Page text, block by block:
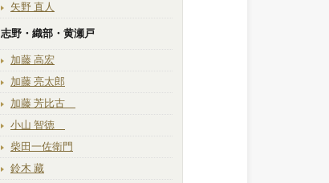
矢野 直人
志野・織部・黄瀬戸
加藤 高宏
加藤 亮太郎
加藤 芳比古
小山 智徳
柴田一佐衛門
鈴木 藏